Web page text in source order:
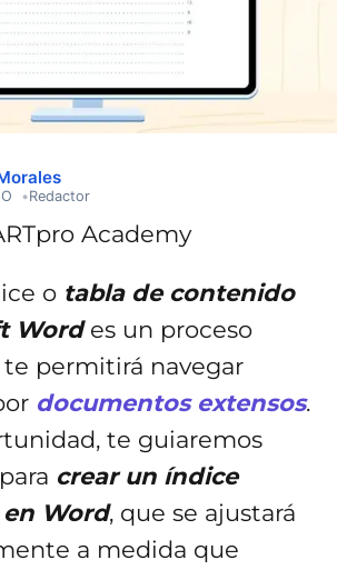
Redactor
Academy
o tabla de contenido
Word es un proceso
permitirá navegar
documentos extensos.
te guiaremos
crear un índice
Word, que se ajustará
a medida que